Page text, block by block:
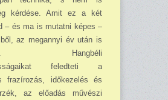
kérdése. Amit ez a két
– és ma is mutatni képes –
az megannyi év után is
Hangbéli
feledteti a
frazírozás, időkezelés és
az előadás művészi